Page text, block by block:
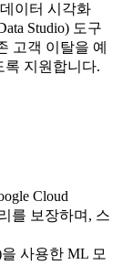
이터 시각화
Studio) 도구
고객 이탈을 예
록 지원합니다.
Cloud
를 보장하며, 스
사용한 ML 모